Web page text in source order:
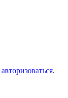
авторизоваться.